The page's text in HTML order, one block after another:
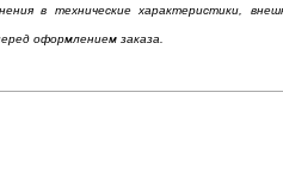
в технические характеристики,
оформлением заказа.